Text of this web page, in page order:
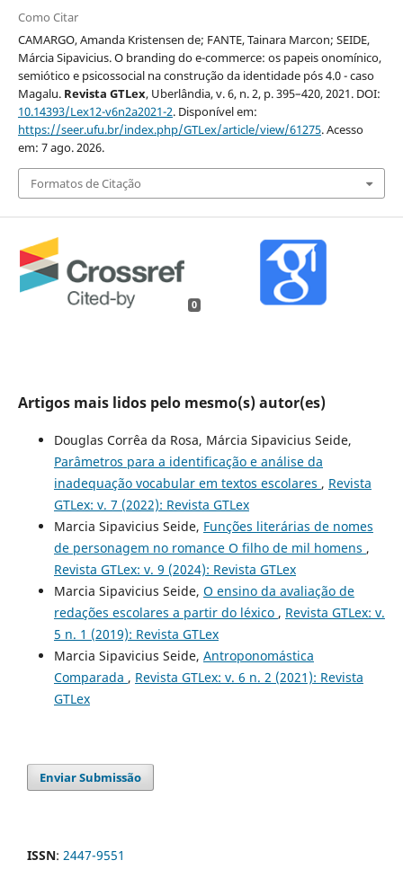
Como Citar
CAMARGO, Amanda Kristensen de; FANTE, Tainara Marcon; SEIDE,
Márcia Sipavicius. O branding do e-commerce: os papeis onomínico,
semiótico e psicossocial na construção da identidade pós 4.0 - caso
Magalu. Revista GTLex, Uberlândia, v. 6, n. 2, p. 395–420, 2021. DOI:
10.14393/Lex12-v6n2a2021-2. Disponível em:
https://seer.ufu.br/index.php/GTLex/article/view/61275. Acesso
em: 7 ago. 2026.
Formatos de Citação
0
Artigos mais lidos pelo mesmo(s) autor(es)
Douglas Corrêa da Rosa, Márcia Sipavicius Seide,
Parâmetros para a identificação e análise da
inadequação vocabular em textos escolares , Revista
GTLex: v. 7 (2022): Revista GTLex
Marcia Sipavicius Seide, Funções literárias de nomes
de personagem no romance O filho de mil homens ,
Revista GTLex: v. 9 (2024): Revista GTLex
Marcia Sipavicius Seide, O ensino da avaliação de
redações escolares a partir do léxico , Revista GTLex: v.
5 n. 1 (2019): Revista GTLex
Marcia Sipavicius Seide, Antroponomástica
Comparada , Revista GTLex: v. 6 n. 2 (2021): Revista
GTLex
Enviar Submissão
ISSN: 2447-9551